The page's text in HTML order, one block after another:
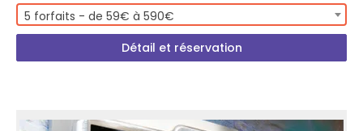
5 forfaits - de 59€ à 590€
Détail et réservation